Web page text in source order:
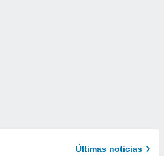
Últimas noticias